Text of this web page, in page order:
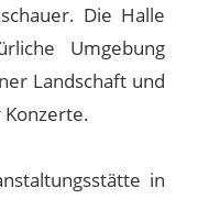
Die Halle
Umgebung
Landschaft und
in